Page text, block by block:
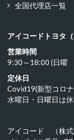
全国代理店一覧
アイコードトヨタ（
営業時間
9:30～18:00 (日
定休日
Covid19(新型コロ
水曜日・日曜日は休
アイコード （株式